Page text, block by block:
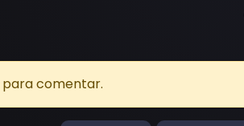
para comentar.